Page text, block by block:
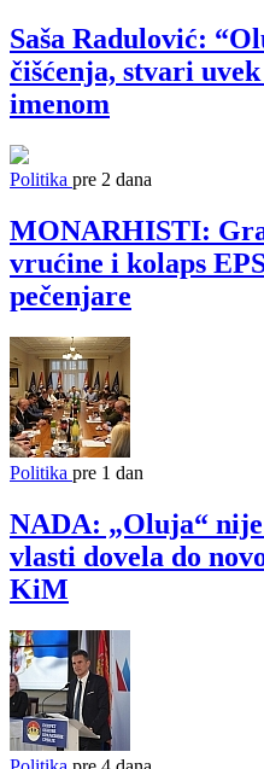
Saša Radulović:
čišćenja, stvari
imenom
Politika pre 2 dana
MONARHISTI:
vrućine i kolaps
pečenjare
Politika pre 1 dan
NADA: „Oluja“
vlasti dovela do
KiM